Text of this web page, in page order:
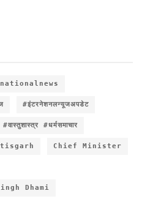
#इंटरनेशनलन्यूजअपडेट
#वास्तुशास्त्र #धर्मसमाचार
Chief Minister
Dhami